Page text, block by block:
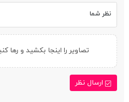
نظر شما
تصاویر را اینجا بکشید و رها
ارسال نظر